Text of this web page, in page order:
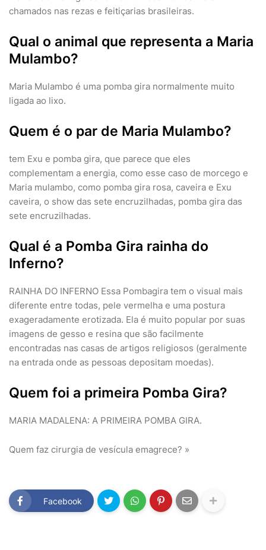
chamados nas rezas e feitiçarias brasileiras.
Qual o animal que representa a Maria
Mulambo?
Maria Mulambo é uma pomba gira normalmente muito
ligada ao lixo.
Quem é o par de Maria Mulambo?
tem Exu e pomba gira, que parece que eles
complementam a energia, como esse caso de morcego e
Maria mulambo, como pomba gira rosa, caveira e Exu
caveira, o show das sete encruzilhadas, pomba gira das
sete encruzilhadas.
Qual é a Pomba Gira rainha do
Inferno?
RAINHA DO INFERNO Essa Pombagira tem o visual mais
diferente entre todas, pele vermelha e uma postura
exageradamente erotizada. Ela é muito popular por suas
imagens de gesso e resina que são facilmente
encontradas nas casas de artigos religiosos (geralmente
na entrada onde as pessoas depositam moedas).
Quem foi a primeira Pomba Gira?
MARIA MADALENA: A PRIMEIRA POMBA GIRA.
Quem faz cirurgia de vesícula emagrece? »
Facebook